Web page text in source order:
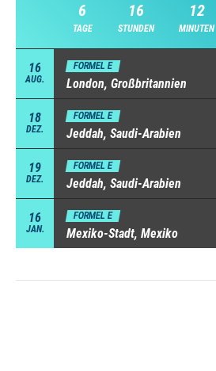
6
TAGE
16
STUNDEN
12
MINUTEN
16
AUG.
FORMEL E
London, Großbritannien
18
DEZ.
FORMEL E
Jeddah, Saudi-Arabien
19
DEZ.
FORMEL E
Jeddah, Saudi-Arabien
16
JAN.
FORMEL E
Mexiko-Stadt, Mexiko